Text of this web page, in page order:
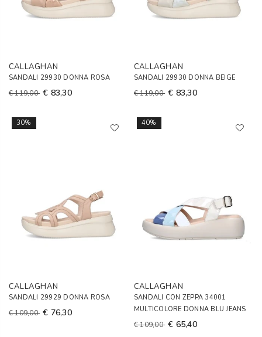
CALLAGHAN
SANDALI 29930 DONNA ROSA
€ 119,00 € 83,30
CALLAGHAN
SANDALI 29930 DONNA BEIGE
€ 119,00 € 83,30
30%
CALLAGHAN
SANDALI 29929 DONNA ROSA
€ 109,00 € 76,30
40%
CALLAGHAN
SANDALI CON ZEPPA 34001
MULTICOLORE DONNA BLU JEANS
€ 109,00 € 65,40